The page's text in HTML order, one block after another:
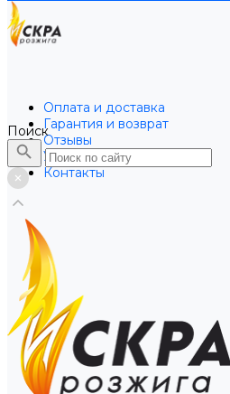
Оплата и доставка
Гарантия и возврат
Отзывы
Услуги
Контакты
Поиск